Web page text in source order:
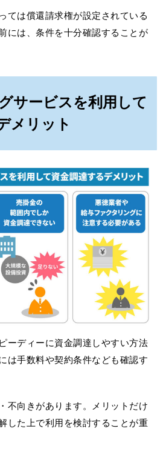
ては償還請求権が設定されている
には、条件を十分確認することが
サービスを利用して
メリット
ーディーに資金調達しやすい方法
は手数料や契約条件なども確認す
不向きがあります。メリットだけ
した上で利用を検討することが重